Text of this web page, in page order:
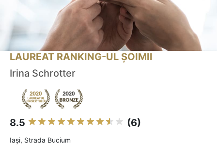
LAUREAT RANKING-UL ȘOIMII
Irina Schrotter
8.5 (6)
Iaşi, Strada Bucium